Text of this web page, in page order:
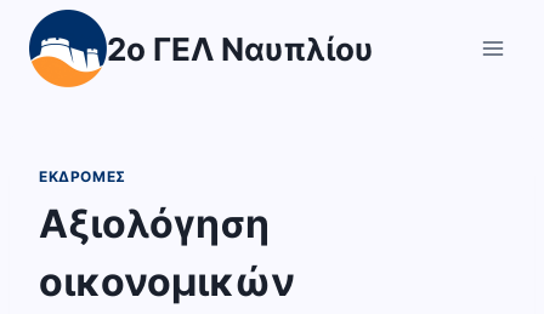
content
2ο ΓΕΛ Ναυπλίου
ΕΚΔΡΟΜΕΣ
Αξιολόγηση
οικονομικών